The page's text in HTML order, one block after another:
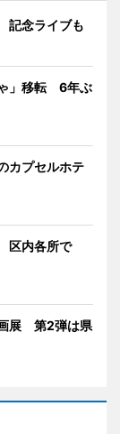
記念ライブも
」移転 6年ぶ
カプセルホテ
区内各所で
展 第2弾は県